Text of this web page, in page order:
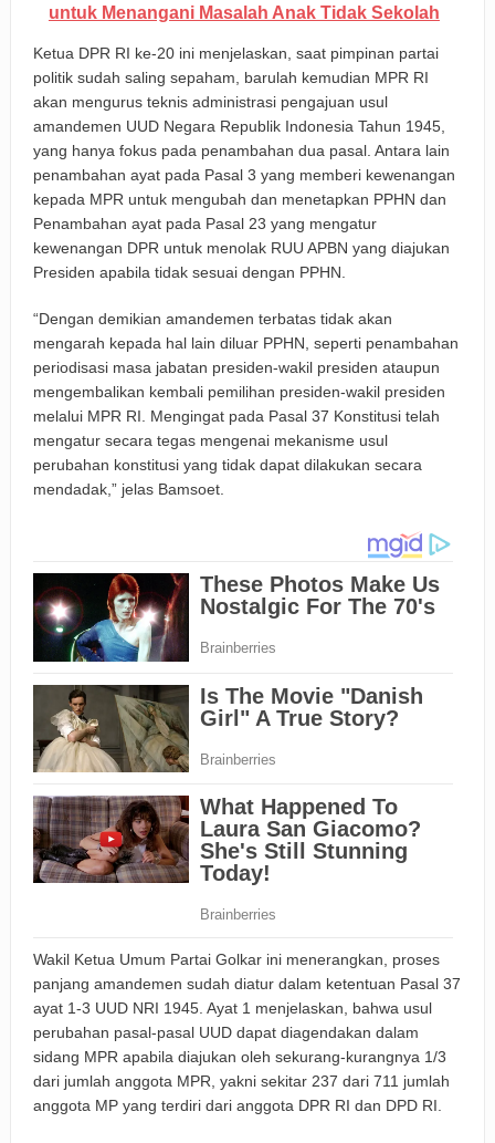
untuk Menangani Masalah Anak Tidak Sekolah
Ketua DPR RI ke-20 ini menjelaskan, saat pimpinan partai
politik sudah saling sepaham, barulah kemudian MPR RI
akan mengurus teknis administrasi pengajuan usul
amandemen UUD Negara Republik Indonesia Tahun 1945,
yang hanya fokus pada penambahan dua pasal. Antara lain
penambahan ayat pada Pasal 3 yang memberi kewenangan
kepada MPR untuk mengubah dan menetapkan PPHN dan
Penambahan ayat pada Pasal 23 yang mengatur
kewenangan DPR untuk menolak RUU APBN yang diajukan
Presiden apabila tidak sesuai dengan PPHN.
“Dengan demikian amandemen terbatas tidak akan
mengarah kepada hal lain diluar PPHN, seperti penambahan
periodisasi masa jabatan presiden-wakil presiden ataupun
mengembalikan kembali pemilihan presiden-wakil presiden
melalui MPR RI. Mengingat pada Pasal 37 Konstitusi telah
mengatur secara tegas mengenai mekanisme usul
perubahan konstitusi yang tidak dapat dilakukan secara
mendadak,” jelas Bamsoet.
Wakil Ketua Umum Partai Golkar ini menerangkan, proses
panjang amandemen sudah diatur dalam ketentuan Pasal 37
ayat 1-3 UUD NRI 1945. Ayat 1 menjelaskan, bahwa usul
perubahan pasal-pasal UUD dapat diagendakan dalam
sidang MPR apabila diajukan oleh sekurang-kurangnya 1/3
dari jumlah anggota MPR, yakni sekitar 237 dari 711 jumlah
anggota MP yang terdiri dari anggota DPR RI dan DPD RI.